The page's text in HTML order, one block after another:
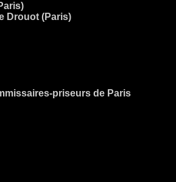
Drouot (Paris)
priseurs de Paris